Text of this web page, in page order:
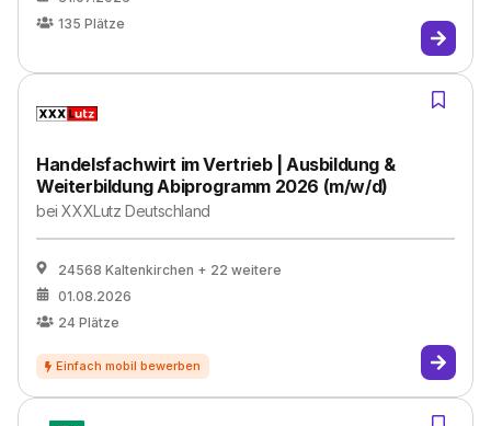
135 Plätze
Handelsfachwirt im Vertrieb | Ausbildung &
Weiterbildung Abiprogramm 2026 (m/w/d)
beiXXXLutz Deutschland
24568 Kaltenkirchen + 22 weitere
01.08.2026
24 Plätze